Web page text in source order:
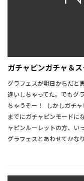
ガチャピンガチャ＆
グラフェスが明日からだと
違いしちゃってた。でもグ
ちゃうぞー！ しかしガチ
までにガチャピンモードに
ャピンルーレットの方、
グラフェスとあわせてかな